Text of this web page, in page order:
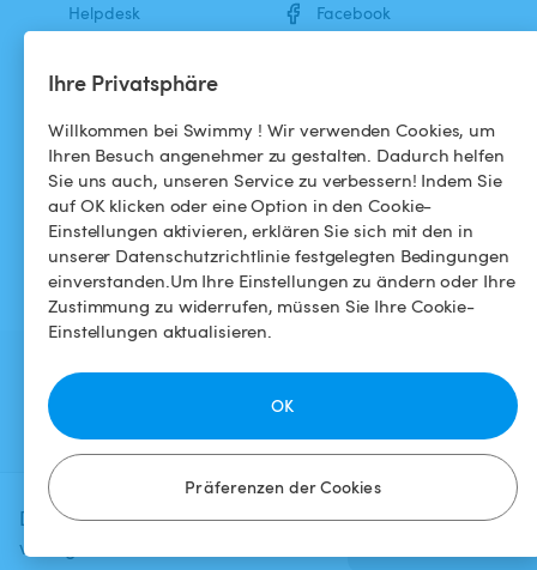
Ihre Privatsphäre
Willkommen bei Swimmy ! Wir verwenden Cookies, um
Ihren Besuch angenehmer zu gestalten. Dadurch helfen
Sie uns auch, unseren Service zu verbessern! Indem Sie
auf OK klicken oder eine Option in den Cookie-
Einstellungen aktivieren, erklären Sie sich mit den in
unserer Datenschutzrichtlinie festgelegten Bedingungen
einverstanden.Um Ihre Einstellungen zu ändern oder Ihre
Zustimmung zu widerrufen, müssen Sie Ihre Cookie-
Einstellungen aktualisieren.
Präferenzen der Cookies
OK
Diese Anzeige ist derzeit nicht
verfügbar.
Verfügbarkeit
Helpdesk
Geschäftsbedingungen
Datenschutzbestimmungen
Impressums
Facebook